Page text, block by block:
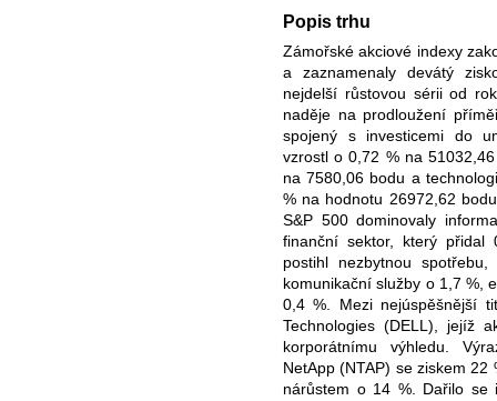
Popis trhu
Zámořské akciové indexy
a zaznamenaly devátý
nejdelší růstovou sérii od
naděje na prodloužení
spojený s investicemi do
vzrostl o 0,72 % na
na 7580,06 bodu a
% na hodnotu 26972,62
S&P 500 dominovaly
finanční sektor, který přidal
postihl nezbytnou
komunikační služby o 1,7 %,
0,4 %. Mezi nejúspěšnější
Technologies (DELL), jejíž
korporátnímu výhledu.
NetApp (NTAP) se ziskem
nárůstem o 14 %. Dařilo se